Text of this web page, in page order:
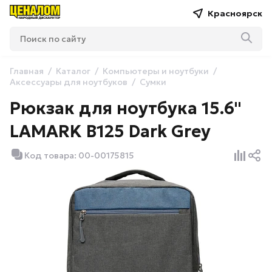
Красноярск
Главная Каталог
Компьютеры и ноутбуки
Аксессуары для ноутбуков
Сумки
Рюкзак для ноутбука 15.6"
LAMARK B125 Dark Grey
Код товара: 00-00175815